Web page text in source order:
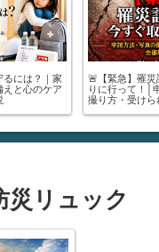
るには？｜家
えと心のケア
🚨【緊急】罹災
りに行って！│
撮り方・受けら
災リュック